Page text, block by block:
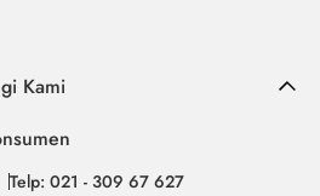
Kami
Telp: 021 - 309 67 627